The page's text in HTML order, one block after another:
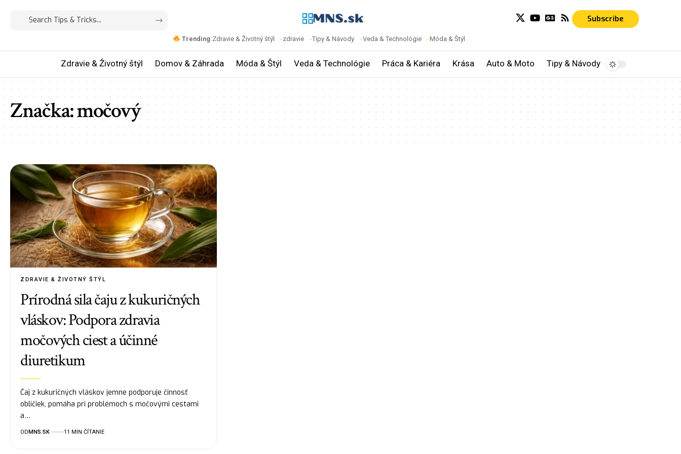
Trending:Zdravie & Životný štýl zdravie Tipy & Návody Veda & Technológie Móda & Štýl
Subscribe
Zdravie & Životný štýl Domov & Záhrada Móda & Štýl Veda & Technológie Práca & Kariéra Krása Auto & Moto Tipy & Návody
Značka:močový
ZDRAVIE & ŽIVOTNÝ ŠTÝL
Prírodná sila čaju z kukuričných
vláskov: Podpora zdravia
močových ciest a účinné
diuretikum
Čaj z kukuričných vláskov jemne podporuje činnosť
obličiek, pomáha pri problémoch s močovými cestami
a…
ODMNS.SK 11 MIN ČÍTANIE